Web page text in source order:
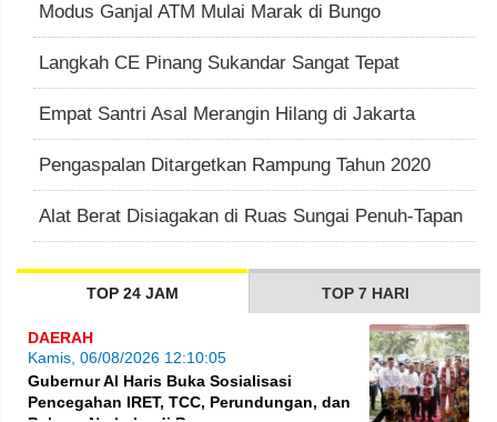
Modus Ganjal ATM Mulai Marak di Bungo
Langkah CE Pinang Sukandar Sangat Tepat
Empat Santri Asal Merangin Hilang di Jakarta
Pengaspalan Ditargetkan Rampung Tahun 2020
Alat Berat Disiagakan di Ruas Sungai Penuh-Tapan
TOP 24 JAM TOP 7 HARI
DAERAH
Kamis, 06/08/2026 12:10:05
Gubernur Al Haris Buka Sosialisasi
Pencegahan IRET, TCC, Perundungan, dan